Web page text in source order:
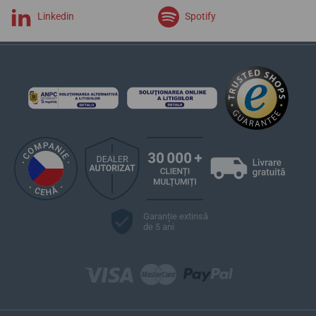
Linkedin Spotify
Garanție extinsă
de 5 ani